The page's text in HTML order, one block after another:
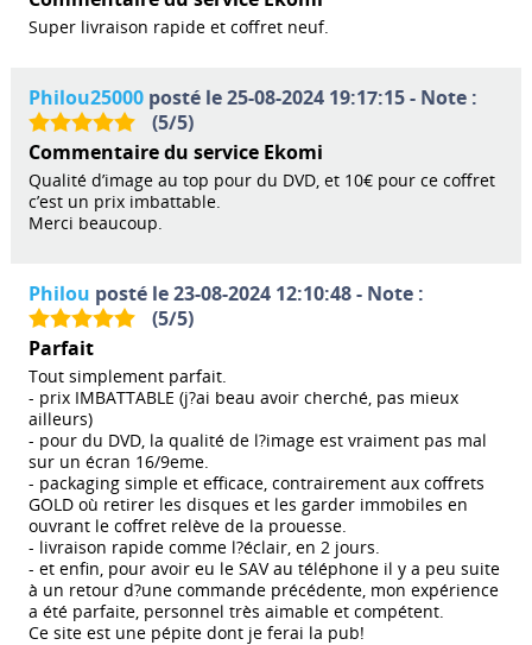
Super livraison rapide et coffret neuf.
Philou25000posté le 25-08-2024 19:17:15 - Note :
(5/5)
Commentaire du service Ekomi
Qualité d’image au top pour du DVD, et 10€ pour ce coffret
c’est un prix imbattable.
Merci beaucoup.
Philou posté le 23-08-2024 12:10:48 - Note :
(5/5)
Parfait
Tout simplement parfait.
- prix IMBATTABLE (j?ai beau avoir cherché, pas mieux
ailleurs)
- pour du DVD, la qualité de l?image est vraiment pas mal
sur un écran 16/9eme.
- packaging simple et efficace, contrairement aux coffrets
GOLD où retirer les disques et les garder immobiles en
ouvrant le coffret relève de la prouesse.
- livraison rapide comme l?éclair, en 2 jours.
- et enfin, pour avoir eu le SAV au téléphone il y a peu suite
à un retour d?une commande précédente, mon expérience
a été parfaite, personnel très aimable et compétent.
Ce site est une pépite dont je ferai la pub!